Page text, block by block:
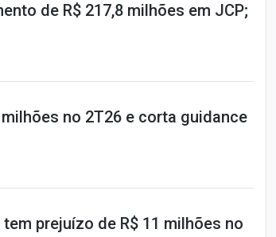
de R$ 217,8 milhões em JCP;
milhões no 2T26 e corta guidance
prejuízo de R$ 11 milhões no